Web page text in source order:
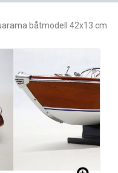
båtmodell 42x13 cm